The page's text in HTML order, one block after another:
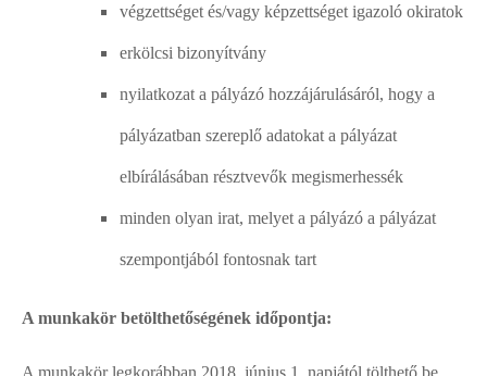
végzettséget és/vagy képzettséget igazoló okiratok
erkölcsi bizonyítvány
nyilatkozat a pályázó hozzájárulásáról, hogy a
pályázatban szereplő adatokat a pályázat
elbírálásában résztvevők megismerhessék
minden olyan irat, melyet a pályázó a pályázat
szempontjából fontosnak tart
A munkakör betölthetőségének időpontja:
A munkakör legkorábban 2018. június 1. napjától tölthető be.